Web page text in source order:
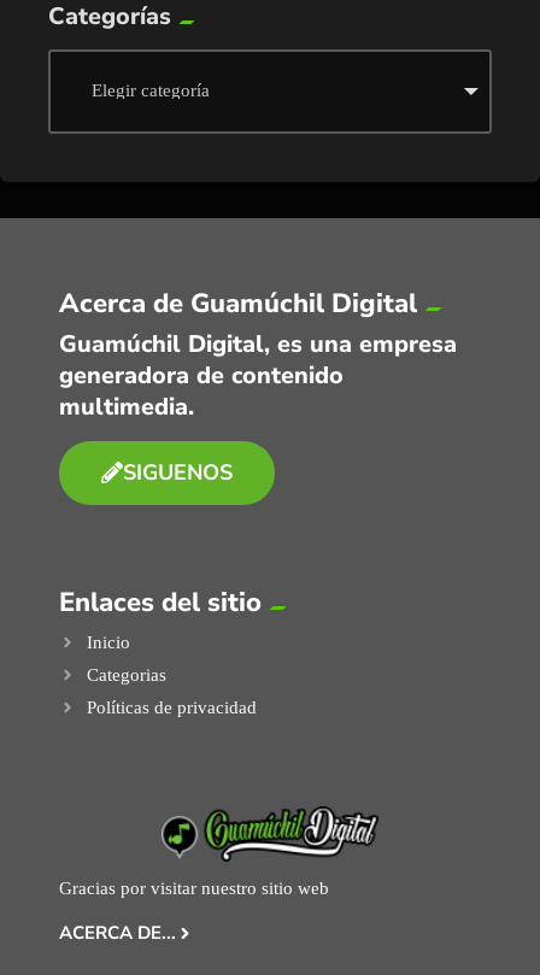
Categorías
Acerca de Guamúchil Digital
Guamúchil Digital, es una empresa
generadora de contenido
multimedia.
SIGUENOS
Enlaces del sitio
Inicio
Categorias
Políticas de privacidad
Gracias por visitar nuestro sitio web
ACERCA DE...